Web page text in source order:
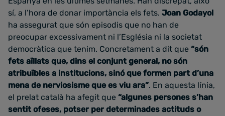
sí, a l’hora de donar importància els fets. Joan Godayol
ha assegurat que són episodis que no han de
preocupar excessivament ni l’Església ni la societat
democràtica que tenim. Concretament a dit que “són
fets aïllats que, dins el conjunt general, no són
atribuïbles a institucions, sinó que formen part d’una
mena de nerviosisme que es viu ara”. En aquesta línia,
el prelat català ha afegit que “algunes persones s’han
sentit ofeses, potser per determinades actituds o